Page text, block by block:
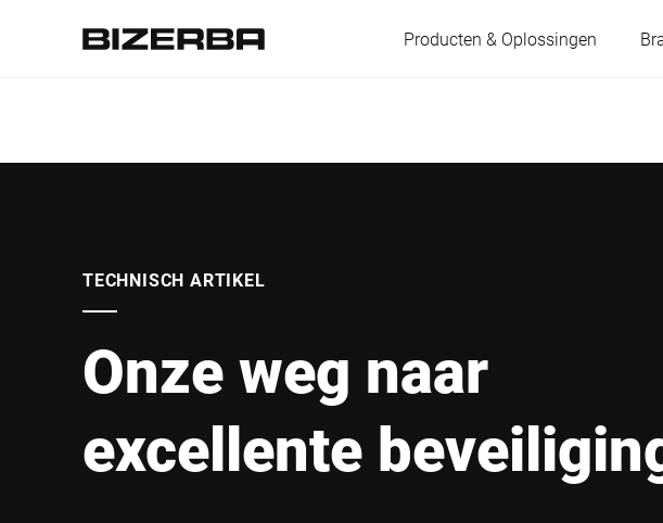
Producten & Oplossingen
Amerika
Azië
TECHNISCH ARTIKEL
Onze weg naar
excellente